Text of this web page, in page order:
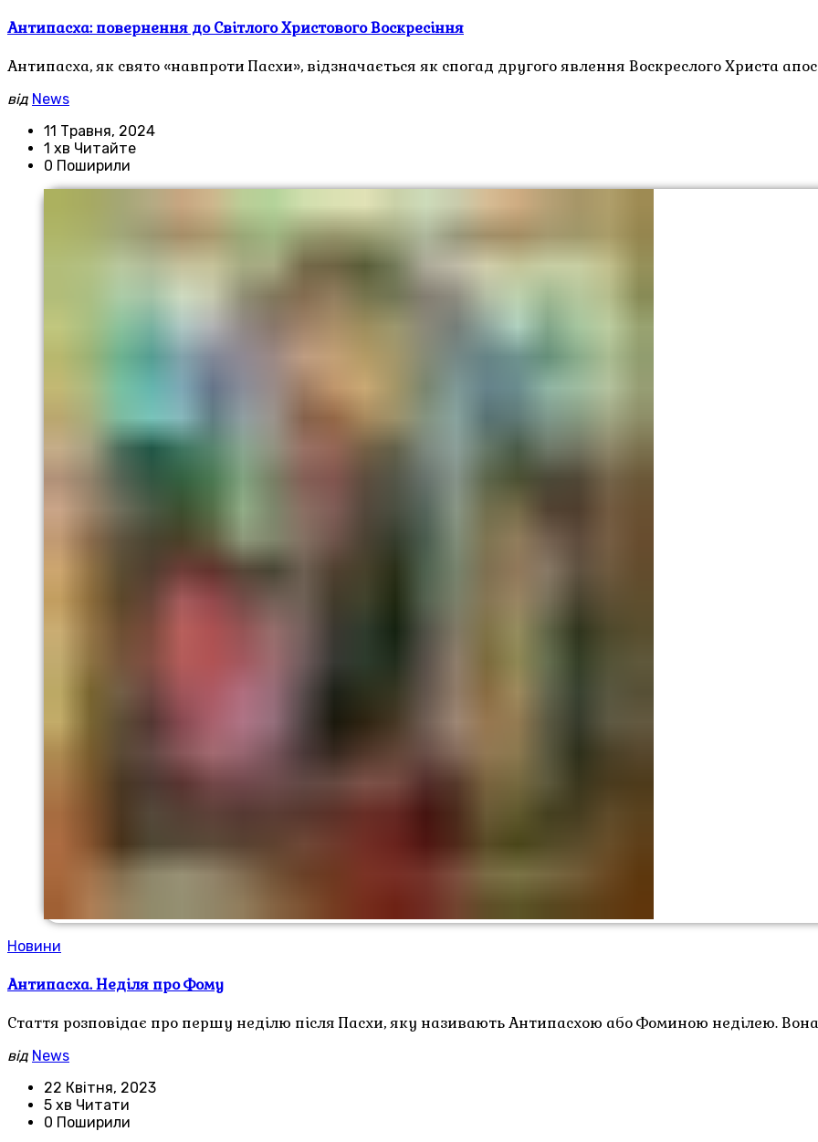
Антипасха: повернення до Світлого Христового Воскресіння
Антипасха, як свято «навпроти Пасхи», відзначається як спогад другого явлення Воскреслого Христа
від News
11 Травня, 2024
1 хв Читайте
0 Поширили
Новини
Антипасха. Неділя про Фому
Стаття розповідає про першу неділю після Пасхи, яку називають Антипасхою або Фоминою неділею.
від News
22 Квітня, 2023
5 хв Читати
0 Поширили